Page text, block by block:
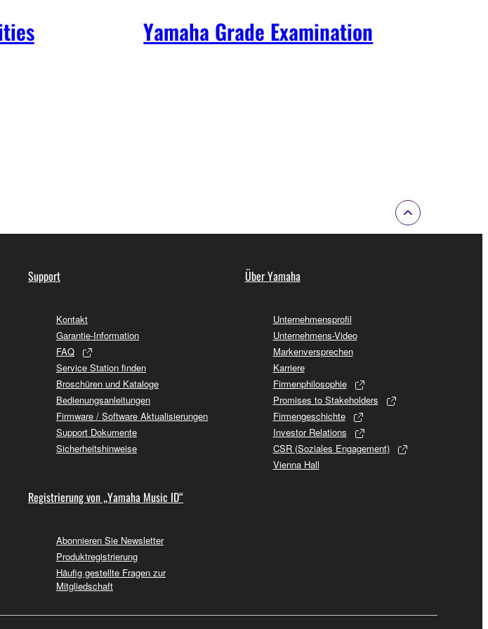
Yamaha Grade Examination
Support
Kontakt
Garantie-Information
FAQ
Service Station finden
Broschüren und Kataloge
Bedienungsanleitungen
Firmware / Software Aktualisierungen
Support Dokumente
Sicherheitshinweise
Registrierung von „Yamaha Music ID“
Abonnieren Sie Newsletter
Produktregistrierung
Häufig gestellte Fragen zur
Mitgliedschaft
Über Yamaha
Unternehmensprofil
Unternehmens-Video
Markenversprechen
Karriere
Firmenphilosophie
Promises to Stakeholders
Firmengeschichte
Investor Relations
CSR (Soziales Engagement)
Vienna Hall